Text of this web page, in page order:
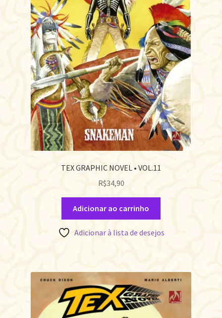
TEX GRAPHIC NOVEL • VOL.11
R$34,90
Adicionar ao carrinho
Adicionar à lista de desejos